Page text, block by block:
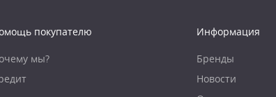
покупателю
мы?
Информация
Бренды
Новости